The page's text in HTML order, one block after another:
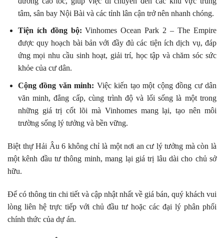
tâm, sân bay Nội Bài và các tỉnh lân cận trở nên nhanh chóng.
Tiện ích đồng bộ: Vinhomes Ocean Park 2 – The Empire
được quy hoạch bài bản với đầy đủ các tiện ích dịch vụ, đáp
ứng mọi nhu cầu sinh hoạt, giải trí, học tập và chăm sóc sức
khỏe của cư dân.
Cộng đồng văn minh: Việc kiến tạo một cộng đồng cư dân
văn minh, đẳng cấp, cùng trình độ và lối sống là một trong
những giá trị cốt lõi mà Vinhomes mang lại, tạo nên môi
trường sống lý tưởng và bền vững.
Biệt thự Hải Âu 6 không chỉ là một nơi an cư lý tưởng mà còn là
một kênh đầu tư thông minh, mang lại giá trị lâu dài cho chủ sở
hữu.
Để có thông tin chi tiết và cập nhật nhất về giá bán, quý khách vui
lòng liên hệ trực tiếp với chủ đầu tư hoặc các đại lý phân phối
chính thức của dự án.